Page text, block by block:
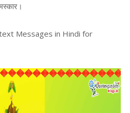
Messages in Hindi for